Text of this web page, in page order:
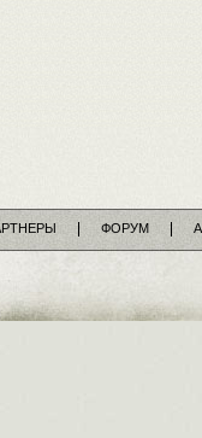
ФОРУМ